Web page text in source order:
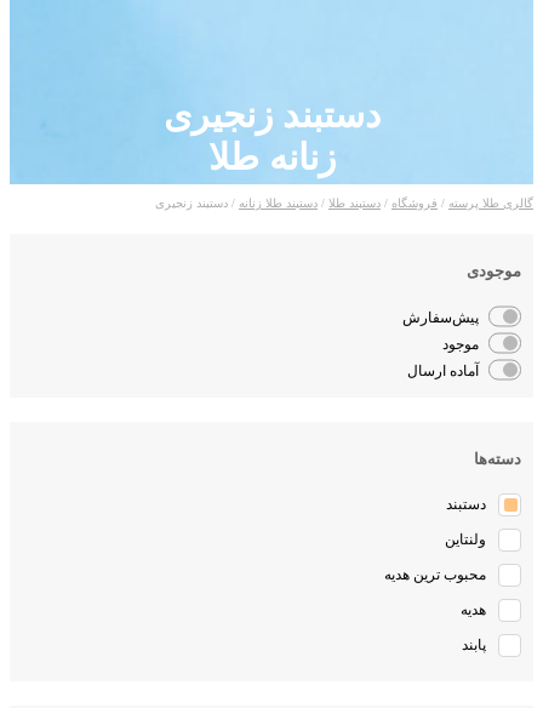
دستبند زنجیری
زنانه طلا
طلا پرسته /فروشگاه/دستبند طلا /دستبند طلا زنانه / دستبند زنجیری
موجودی
پیش‌سفارش
موجود
آماده ارسال
دسته‌ها
دستبند
ولنتاین
محبوب ترین هدیه
هدیه
پابند